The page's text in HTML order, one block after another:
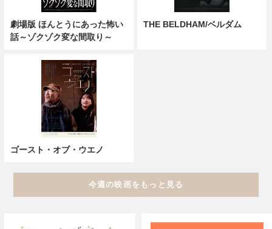
劇場版 ほんとうにあった怖い
話～ゾクゾク変な間取り～
THE BELDHAM/ベルダム
ゴースト・オブ・ウエノ
今週の映画をもっと見る